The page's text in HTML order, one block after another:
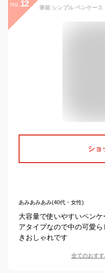
no. 12
ショ
あみあみあみ(40代・女性)
大容量で使いやすいペン
アタイプなので中の可愛
きおしゃれです
全てのおす